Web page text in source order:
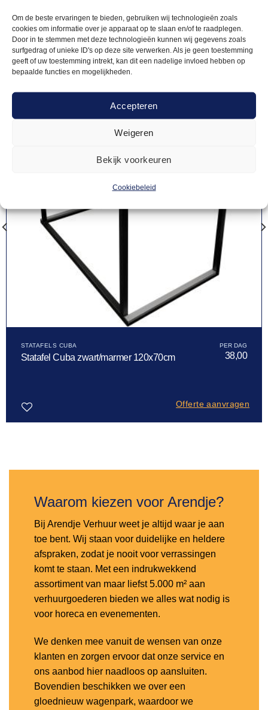
Om de beste ervaringen te bieden, gebruiken wij technologieën zoals
cookies om informatie over je apparaat op te slaan en/of te raadplegen.
Door in te stemmen met deze technologieën kunnen wij gegevens zoals
surfgedrag of unieke ID's op deze site verwerken. Als je geen toestemming
geeft of uw toestemming intrekt, kan dit een nadelige invloed hebben op
bepaalde functies en mogelijkheden.
Accepteren
Weigeren
Bekijk voorkeuren
Cookiebeleid
producten
STATAFELS CUBA
Statafel Cuba zwart/marmer 120x70cm 38,00
Offerte aanvragen
Waarom kiezen voor Arendje?
Bij Arendje Verhuur weet je altijd waar je aan
toe bent. Wij staan voor duidelijke en heldere
afspraken, zodat je nooit voor verrassingen
komt te staan. Met een indrukwekkend
assortiment van maar liefst 5.000 m² aan
verhuurgoederen bieden we alles wat nodig is
voor horeca en evenementen.
We denken mee vanuit de wensen van onze
klanten en zorgen ervoor dat onze service en
ons aanbod hier naadloos op aansluiten.
Bovendien beschikken we over een
gloednieuw wagenpark, waardoor we